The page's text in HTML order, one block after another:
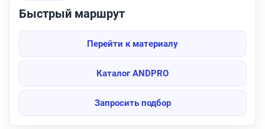
Быстрый маршрут
Перейти к материалу
Каталог ANDPRO
Запросить подбор